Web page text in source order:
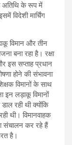
अतिथि के रूप में
विदेशी मार्चिंग
विमान और तीन
बना रहा है। रक्षा
इस सप्ताह प्रधान
होने की संभावना
विमानों के साथ
इन लड़ाकू विमानों
रही थी क्योंकि
थी। विमानवाहक
संचालन कर रहे हैं
है।